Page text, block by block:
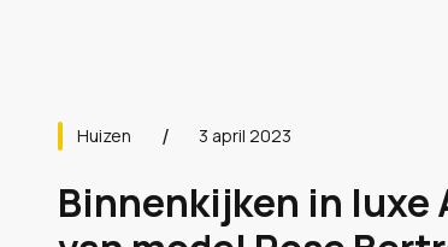
Huizen 3 april 2023
Binnenkijken in